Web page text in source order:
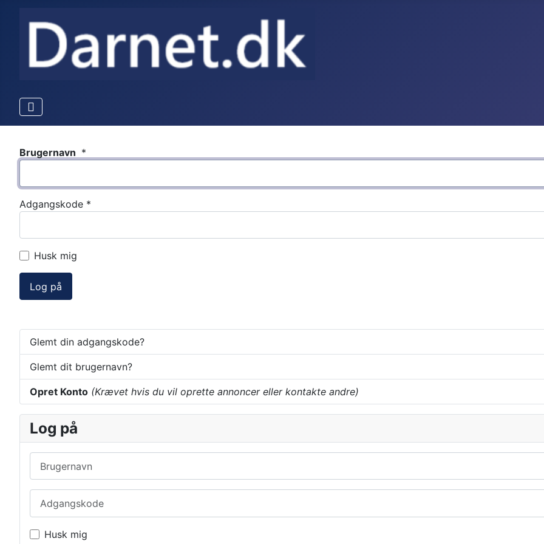
Brugernavn *
Adgangskode *
Husk mig
Log på
Glemt din adgangskode?
Glemt dit brugernavn?
Opret Konto (Krævet hvis du vil oprette annoncer eller kontakte andre)
Log på
Husk mig